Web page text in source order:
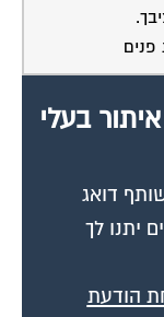
פנים
בעלי
דואג
יתנו לך
הודעת